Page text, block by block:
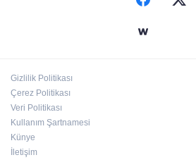
Gizlilik Politikası
Çerez Politikası
Veri Politikası
Kullanım Şartnamesi
Künye
İletişim